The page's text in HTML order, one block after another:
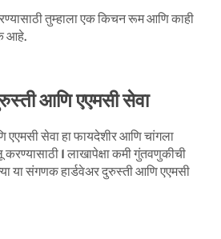
तुम्हाला एक किचन रूम आणि काही
आहे.
आणि एएमसी सेवा
सेवा हा फायदेशीर आणि चांगला
1 लाखापेक्षा कमी गुंतवणुकीची
या संगणक हार्डवेअर दुरुस्ती आणि एएमसी